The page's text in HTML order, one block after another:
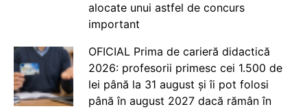
alocate unui astfel de concurs
important
OFICIAL Prima de carieră didactică
2026: profesorii primesc cei 1.500 de
lei până la 31 august și îi pot folosi
până în august 2027 dacă rămân în